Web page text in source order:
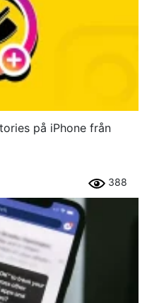
på iPhone från
388